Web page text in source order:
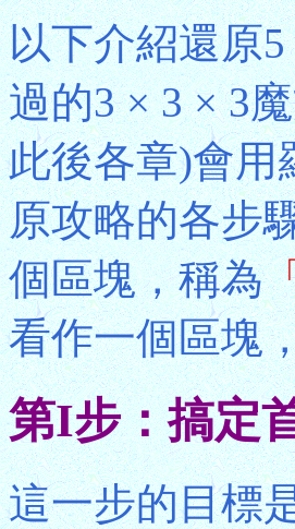
以下介紹還原
過的3 × 3 × 3
此後各章)會
原攻略的各步
個區塊，稱為
看作一個區塊
第I步：搞定
這一步的目標